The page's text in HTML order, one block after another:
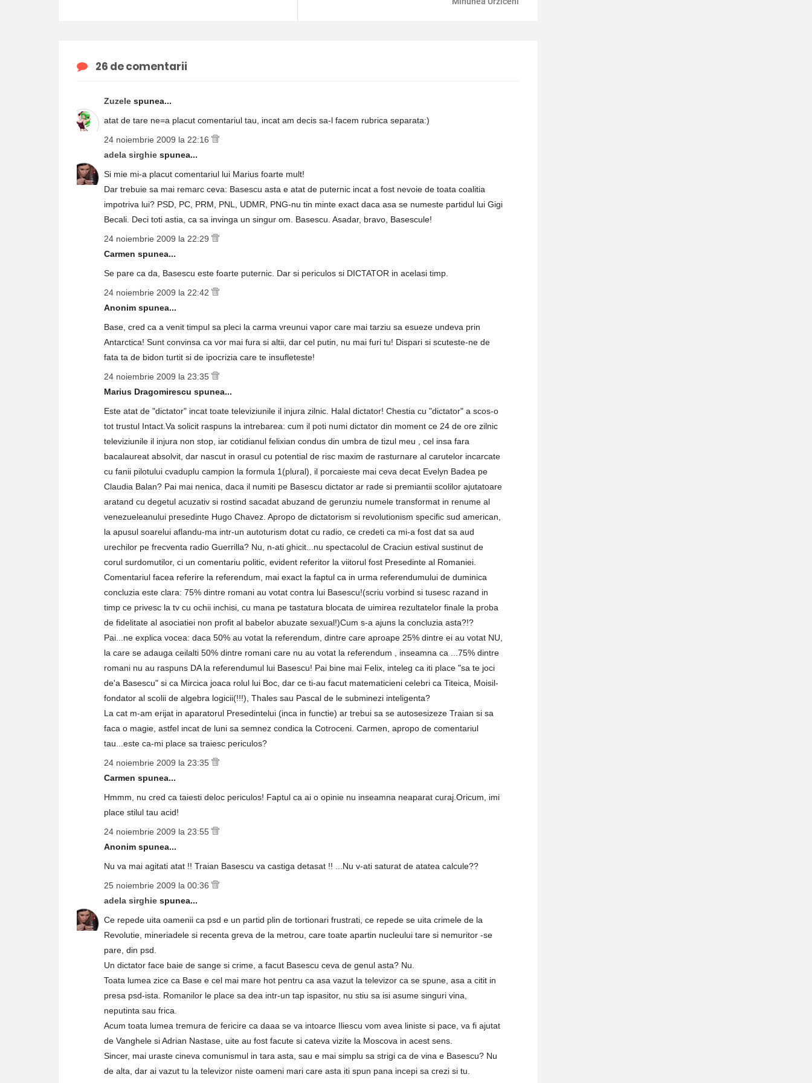
26 de comentarii
Zuzele spunea...
atat de tare ne=a placut comentariul tau, incat am decis sa-l facem rubrica separata:)
24 noiembrie 2009 la 22:16
adela sirghie spunea...
Si mie mi-a placut comentariul lui Marius foarte mult!
Dar trebuie sa mai remarc ceva: Basescu asta e atat de puternic incat a fost nevoie de toata coalitia
impotriva lui? PSD, PC, PRM, PNL, UDMR, PNG-nu tin minte exact daca asa se numeste partidul lui Gigi
Becali. Deci toti astia, ca sa invinga un singur om. Basescu. Asadar, bravo, Basescule!
24 noiembrie 2009 la 22:29
Carmen spunea...
Se pare ca da, Basescu este foarte puternic. Dar si periculos si DICTATOR in acelasi timp.
24 noiembrie 2009 la 22:42
Anonim spunea...
Base, cred ca a venit timpul sa pleci la carma vreunui vapor care mai tarziu sa esueze undeva prin
Antarctica! Sunt convinsa ca vor mai fura si altii, dar cel putin, nu mai furi tu! Dispari si scuteste-ne de
fata ta de bidon turtit si de ipocrizia care te insufleteste!
24 noiembrie 2009 la 23:35
Marius Dragomirescu spunea...
Este atat de "dictator" incat toate televiziunile il injura zilnic. Halal dictator! Chestia cu "dictator" a scos-o
tot trustul Intact.Va solicit raspuns la intrebarea: cum il poti numi dictator din moment ce 24 de ore zilnic
televiziunile il injura non stop, iar cotidianul felixian condus din umbra de tizul meu , cel insa fara
bacalaureat absolvit, dar nascut in orasul cu potential de risc maxim de rasturnare al carutelor incarcate
cu fanii pilotului cvaduplu campion la formula 1(plural), il porcaieste mai ceva decat Evelyn Badea pe
Claudia Balan? Pai mai nenica, daca il numiti pe Basescu dictator ar rade si premiantii scolilor ajutatoare
aratand cu degetul acuzativ si rostind sacadat abuzand de gerunziu numele transformat in renume al
venezueleanului presedinte Hugo Chavez. Apropo de dictatorism si revolutionism specific sud american,
la apusul soarelui aflandu-ma intr-un autoturism dotat cu radio, ce credeti ca mi-a fost dat sa aud
urechilor pe frecventa radio Guerrilla? Nu, n-ati ghicit...nu spectacolul de Craciun estival sustinut de
corul surdomutilor, ci un comentariu politic, evident referitor la viitorul fost Presedinte al Romaniei.
Comentariul facea referire la referendum, mai exact la faptul ca in urma referendumului de duminica
concluzia este clara: 75% dintre romani au votat contra lui Basescu!(scriu vorbind si tusesc razand in
timp ce privesc la tv cu ochii inchisi, cu mana pe tastatura blocata de uimirea rezultatelor finale la proba
de fidelitate al asociatiei non profit al babelor abuzate sexual!)Cum s-a ajuns la concluzia asta?!?
Pai...ne explica vocea: daca 50% au votat la referendum, dintre care aproape 25% dintre ei au votat NU,
la care se adauga ceilalti 50% dintre romani care nu au votat la referendum , inseamna ca ...75% dintre
romani nu au raspuns DA la referendumul lui Basescu! Pai bine mai Felix, inteleg ca iti place "sa te joci
de'a Basescu" si ca Mircica joaca rolul lui Boc, dar ce ti-au facut matematicieni celebri ca Titeica, Moisil-
fondator al scolii de algebra logicii(!!!), Thales sau Pascal de le subminezi inteligenta?
La cat m-am erijat in aparatorul Presedintelui (inca in functie) ar trebui sa se autosesizeze Traian si sa
faca o magie, astfel incat de luni sa semnez condica la Cotroceni. Carmen, apropo de comentariul
tau...este ca-mi place sa traiesc periculos?
24 noiembrie 2009 la 23:35
Carmen spunea...
Hmmm, nu cred ca taiesti deloc periculos! Faptul ca ai o opinie nu inseamna neaparat curaj.Oricum, imi
place stilul tau acid!
24 noiembrie 2009 la 23:55
Anonim spunea...
Nu va mai agitati atat !! Traian Basescu va castiga detasat !! ...Nu v-ati saturat de atatea calcule??
25 noiembrie 2009 la 00:36
adela sirghie spunea...
Ce repede uita oamenii ca psd e un partid plin de tortionari frustrati, ce repede se uita crimele de la
Revolutie, mineriadele si recenta greva de la metrou, care toate apartin nucleului tare si nemuritor -se
pare, din psd.
Un dictator face baie de sange si crime, a facut Basescu ceva de genul asta? Nu.
Toata lumea zice ca Base e cel mai mare hot pentru ca asa vazut la televizor ca se spune, asa a citit in
presa psd-ista. Romanilor le place sa dea intr-un tap ispasitor, nu stiu sa isi asume singuri vina,
neputinta sau frica.
Acum toata lumea tremura de fericire ca daaa se va intoarce Iliescu vom avea liniste si pace, va fi ajutat
de Vanghele si Adrian Nastase, uite au fost facute si cateva vizite la Moscova in acest sens.
Sincer, mai uraste cineva comunismul in tara asta, sau e mai simplu sa strigi ca de vina e Basescu? Nu
de alta, dar ai vazut tu la televizor niste oameni mari care asta iti spun pana incepi sa crezi si tu.